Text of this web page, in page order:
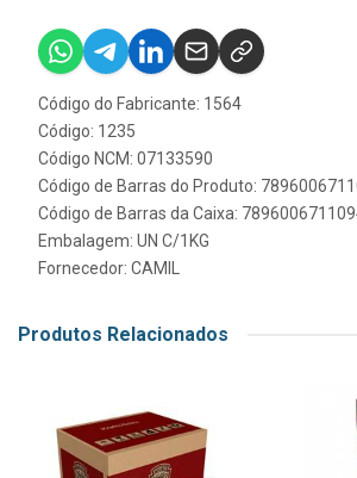
Código do Fabricante: 1564
Código: 1235
Código NCM: 07133590
Código de Barras do Produto:
Código de Barras da Caixa:
Embalagem: UN C/1KG
Fornecedor: CAMIL
Produtos Relacionados